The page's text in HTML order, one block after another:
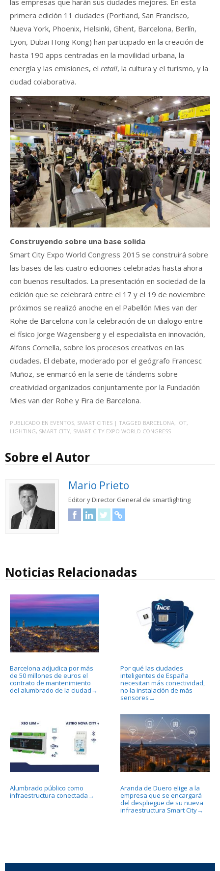
las empresas que harán sus ciudades mejores. En esta
primera edición 11 ciudades (Portland, San Francisco,
Nueva York, Phoenix, Helsinki, Ghent, Barcelona, Berlín,
Lyon, Dubai Hong Kong) han participado en la creación de
hasta 190 apps centradas en la movilidad urbana, la
energía y las emisiones, el retail, la cultura y el turismo, y la
ciudad colaborativa.
Construyendo sobre una base solida
Smart City Expo World Congress 2015 se construirá sobre
las bases de las cuatro ediciones celebradas hasta ahora
con buenos resultados. La presentación en sociedad de la
edición que se celebrará entre el 17 y el 19 de noviembre
próximos se realizó anoche en el Pabellón Mies van der
Rohe de Barcelona con la celebración de un dialogo entre
el físico Jorge Wagensberg y el especialista en innovación,
Alfons Cornella, sobre los procesos creativos en las
ciudades. El debate, moderado por el geógrafo Francesc
Muñoz, se enmarcó en la serie de tándems sobre
creatividad organizados conjuntamente por la Fundación
Mies van der Rohe y Fira de Barcelona.
PUBLICADO EN EVENTOS, SMART CITIES | TAGGED BARCELONA, IOT,
LIGHTING, SMART CITY, SMART CITY EXPO WORLD CONGRESS
Sobre el Autor
Mario Prieto
Editor y Director General de smartlighting
FacebookLinkedInTwitter
Noticias Relacionadas
Barcelona adjudica por más
de 50 millones de euros el
contrato de mantenimiento
del alumbrado de la ciudad →
Por qué las ciudades
inteligentes de España
necesitan más conectividad,
no la instalación de más
sensores →
Alumbrado público como
infraestructura conectada →
Aranda de Duero elige a la
empresa que se encargará
del despliegue de su nueva
infraestructura Smart City→